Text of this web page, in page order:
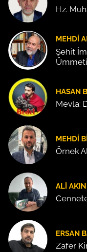
Hz.
MEHDI
Şehit
HASAN
Mevla:
MEHDI
Örnek
ALI
ERSAN
Zafer